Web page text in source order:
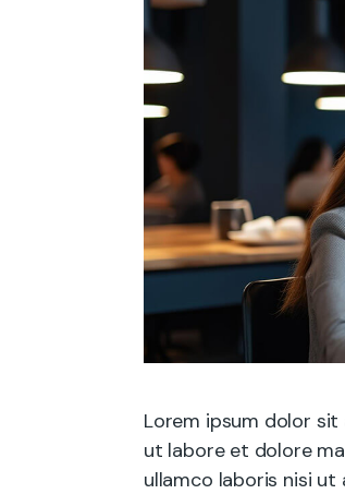
Lorem ipsum dolor
ut labore et dolore
ullamco laboris nisi ut